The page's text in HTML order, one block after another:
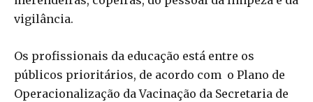
vigilância.
Os profissionais da educação está entre os
públicos prioritários, de acordo com o Plano de
Operacionalização da Vacinação da Secretaria de